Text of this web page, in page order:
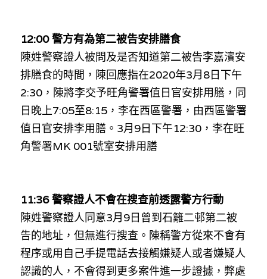
汪明欣專欄
張美雄專欄
莊豪鋒專欄
香港科技專上書院｜專欄
12:00 警方有為第二被告安排膳食
陳姓警察證人被問及是否知道第二被告李嘉濱安
排膳食的時間，陳回應指在2020年3月 8日下午
2:30 ，陳將李交予旺角警署值日官安排用膳，同
日晚上7:05至8:15 ，李在西區警署，由西區警署
值日官安排李用膳。 3月 9日下午12:30 ，李在旺
角警署MK 001號室安排用膳
11:36 警察證人不會在搜查前透露警方行動
陳姓警察證人同意3月 9日曾到石籬二邨第二被
告的地址，但無進行搜查。陳稱警方從來不會有
程序或用自己手提電話去接觸嫌疑人或者嫌疑人
認識的人，不會得到更多案件進一步證據，弊處